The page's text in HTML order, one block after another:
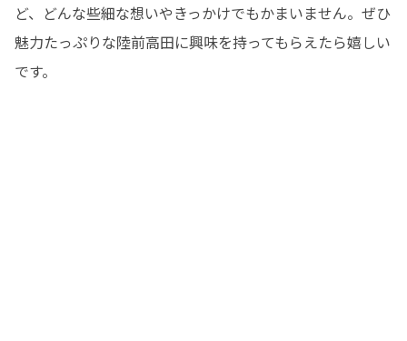
ど、どんな些細な想いやきっかけでもかまいません。ぜひ
魅力たっぷりな陸前高田に興味を持ってもらえたら嬉しい
です。